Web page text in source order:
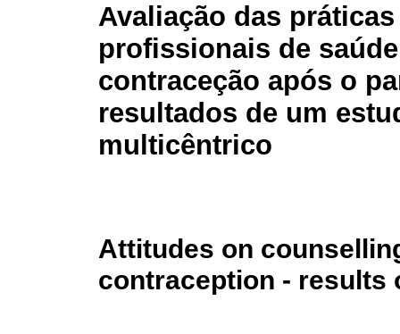
Avaliação das
profissionais de
contraceção após o
resultados de um
multicêntrico
Attitudes on
contraception - results